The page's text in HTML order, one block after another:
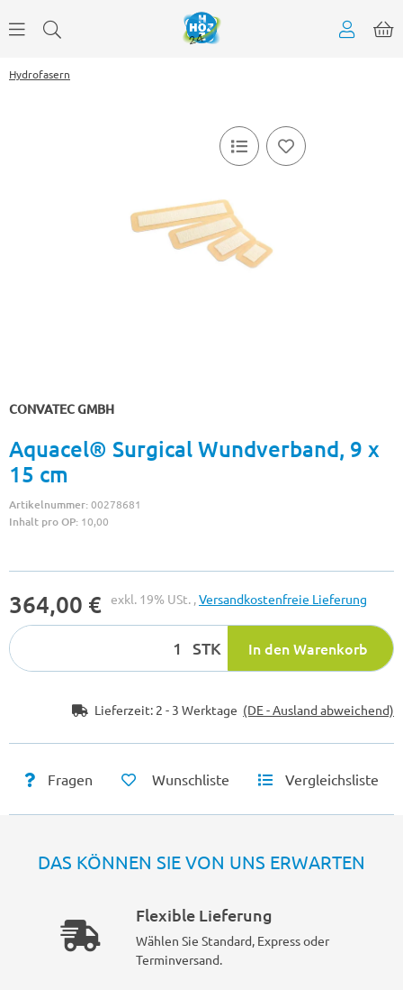
Hydrofasern
CONVATEC GMBH
Aquacel® Surgical Wundverband, 9 x
15 cm
Artikelnummer:00278681
Inhalt pro OP: 10,00
364,00 € exkl. 19% USt. ,Versandkostenfreie Lieferung
STK In den Warenkorb
Lieferzeit: 2 - 3 Werktage (DE - Ausland abweichend)
Fragen Wunschliste Vergleichsliste
DAS KÖNNEN SIE VON UNS ERWARTEN
Flexible Lieferung
Wählen Sie Standard, Express oder
Terminversand.